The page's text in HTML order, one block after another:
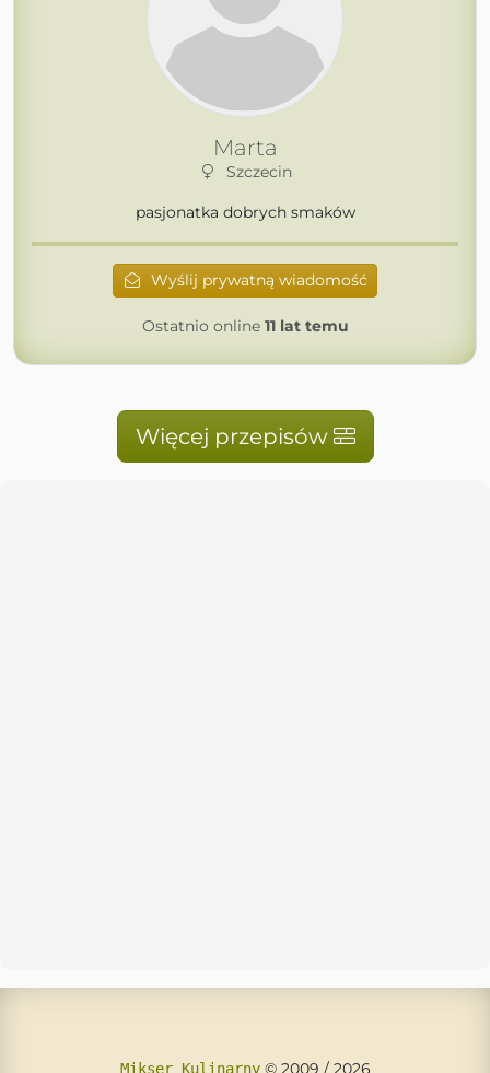
Marta
Szczecin
pasjonatka dobrych smaków
Wyślij prywatną wiadomość
Ostatnio online 11 lat temu
Więcej przepisów
Mikser Kulinarny© 2009 / 2026